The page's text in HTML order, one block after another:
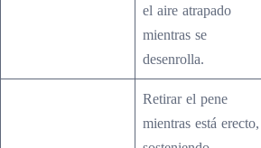
el aire atrapado
mientras se
desenrolla.
Retirar el pene
mientras está erecto,